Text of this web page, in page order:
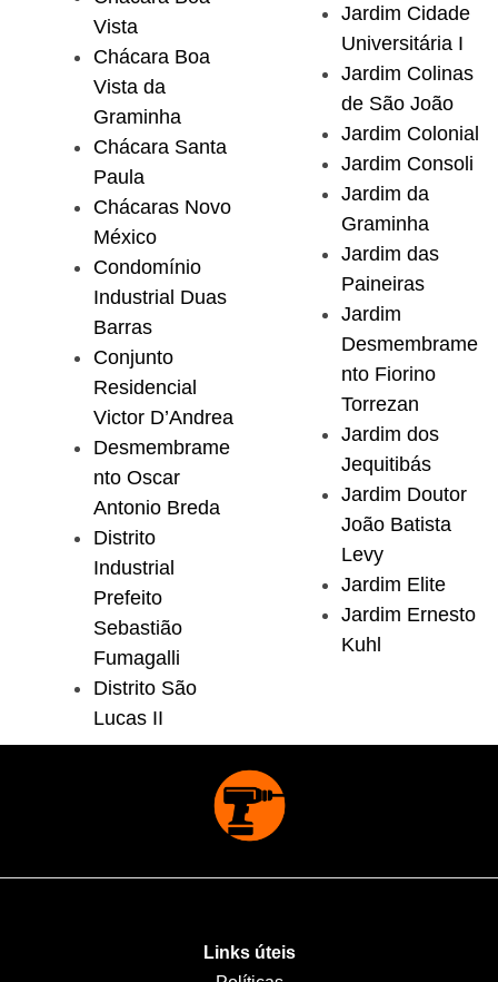
Vista
Chácara Boa
Vista da
Graminha
Chácara Santa
Paula
Chácaras Novo
México
Condomínio
Industrial Duas
Barras
Conjunto
Residencial
Victor D’Andrea
Desmembrame
nto Oscar
Antonio Breda
Distrito
Industrial
Prefeito
Sebastião
Fumagalli
Distrito São
Lucas II
Jardim Cidade
Universitária I
Jardim Colinas
de São João
Jardim Colonial
Jardim Consoli
Jardim da
Graminha
Jardim das
Paineiras
Jardim
Desmembrame
nto Fiorino
Torrezan
Jardim dos
Jequitibás
Jardim Doutor
João Batista
Levy
Jardim Elite
Jardim Ernesto
Kuhl
Links úteis